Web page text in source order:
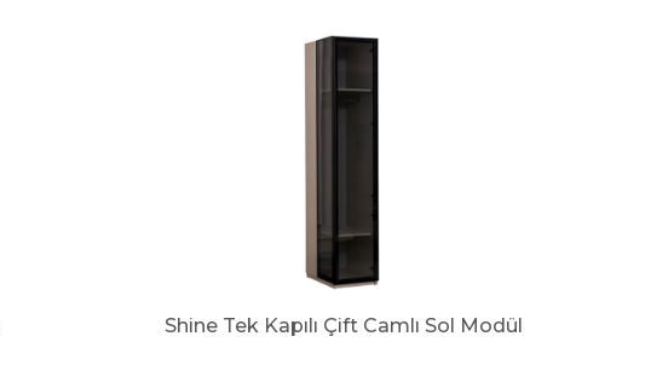
Shine Tek Kapılı Çift Camlı Sol Modül